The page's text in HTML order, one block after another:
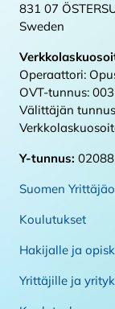
831 07
Sweden
Operaattori:
OVT-tunnus:
Välittäjän
Y-tunnus:
Suomen
Koulutukset
Hakijalle ja
Yrittäjille ja